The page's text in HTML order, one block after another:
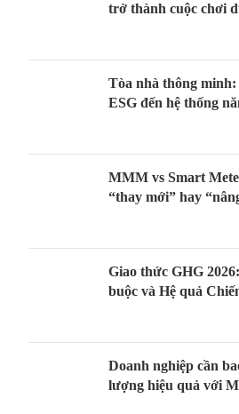
trở thành cuộc chơi
Tòa nhà thông
ESG đến hệ thống
MMM vs Smart
“thay mới” hay
Giao thức GHG
buộc và Hệ quả
Doanh nghiệp cần
lượng hiệu quả với